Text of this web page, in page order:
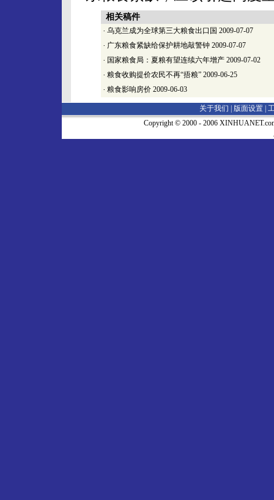
相关稿件
· 乌克兰成为全球第三大粮食出口国 2009-07-07
· 广东粮食紧缺给保护耕地敲警钟 2009-07-07
· 国家粮食局：夏粮有望连续六年增产 2009-07-02
· 粮食收购提价农民不再“捂粮” 2009-06-25
· 粮食影响房价 2009-06-03
关于我们 | 版面设置
Copyright © 2000 - 2006